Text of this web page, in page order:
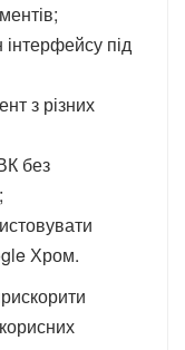
під
з різних
без
Хром.